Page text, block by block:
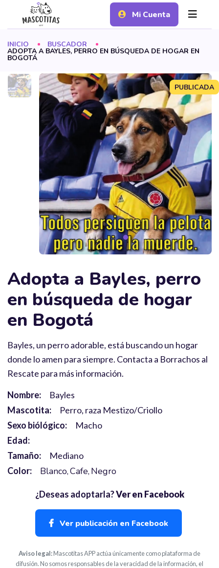
Mi Cuenta
INICIO BUSCADOR
ADOPTA A BAYLES, PERRO EN BÚSQUEDA DE HOGAR EN
BOGOTÁ
PUBLICADA
Adopta a Bayles, perro
en búsqueda de hogar
en Bogotá
Bayles, un perro adorable, está buscando un hogar
donde lo amen para siempre. Contacta a Borrachos al
Rescate para más información.
Nombre:
Bayles
Mascotita:
Perro, raza Mestizo/Criollo
Sexo biólógico:
Macho
Edad:
Tamaño:
Mediano
Color:
Blanco Cafe Negro
¿Deseas adoptarla?Ver en Facebook
Ver publicación en Facebook
Aviso legal:Mascotitas APP actúa únicamente como plataforma de
difusión. No somos responsables de la veracidad de la información, el